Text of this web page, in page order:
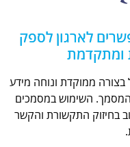
לארגון לספק
ומתקדמת
ממוקדת ונוחה מידע
המסמך. השימוש במסמכים
בחיזוק התקשורת והקשר